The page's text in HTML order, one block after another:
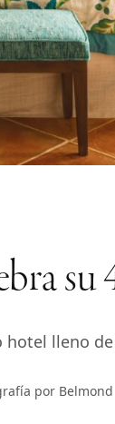
su
lleno
por Belmond